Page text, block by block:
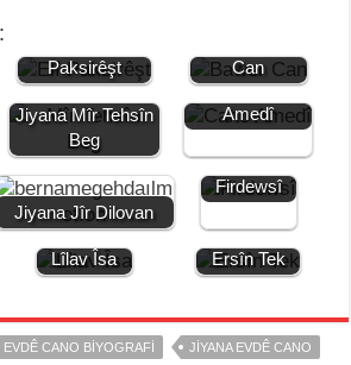
A
e
n
g
er
gr
a
m
y
Li
n
k
e
Paksirêşt
Can
Jiyana Mîr Tehsîn
Beg
Jiyana Cano
Amedî
Jiyana Jîr Dilovan
Jiyana
Firdewsî
Jiyana
Lîlav Îsa
Jiyana
Ersîn Tek
EVDÊ CANO BIYOGRAFI
JIYANA EVDÊ CANO